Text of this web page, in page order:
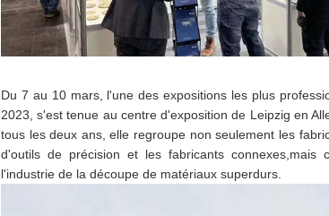
Du 7 au 10 mars, l'une des expositions les plus
2023, s'est tenue au centre d'exposition de Leipzig en
tous les deux ans, elle regroupe non seulement les
d'outils de précision et les fabricants connexes,mais
l'industrie de la découpe de matériaux superdurs.